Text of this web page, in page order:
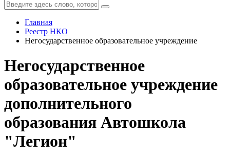
Главная
Реестр НКО
Негосударственное образовательное учреждение
Негосударственное
образовательное учреждение
дополнительного
образования Автошкола
"Легион"